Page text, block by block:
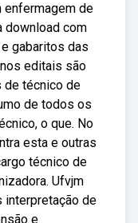
enfermagem de
download com
gabaritos das
editais são
de técnico de
de todos os
o que. No
esta e outras
técnico de
Ufvjm
interpretação de
e